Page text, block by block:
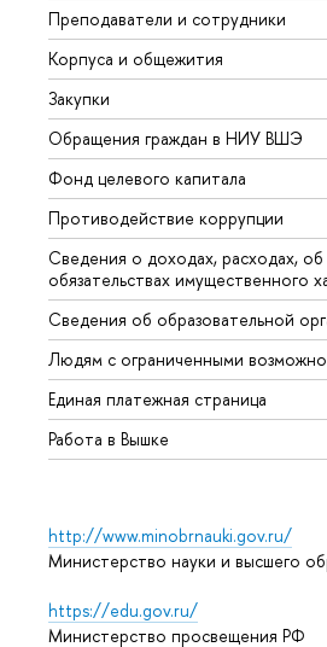
Преподаватели и сотрудники
Корпуса и общежития
Закупки
Обращения граждан в НИУ ВШЭ
Фонд целевого капитала
Противодействие коррупции
Сведения о доходах, расходах,
обязательствах имущественного
Сведения об образовательной
Людям с ограниченными
Единая платежная страница
Работа в Вышке
http://www.minobrnauki.gov.ru/
Министерство науки и высшего
https://edu.gov.ru/
Министерство просвещения РФ